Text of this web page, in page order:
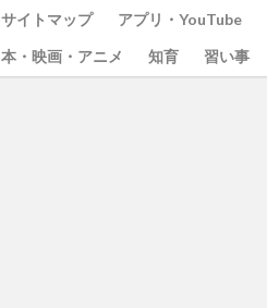
サイトマップ アプリ・YouTube
本・映画・アニメ
知育 習い事